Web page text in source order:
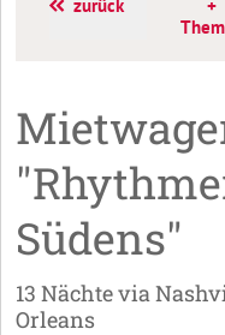
zurück
+
Südens"
13 Nächte via
Orleans